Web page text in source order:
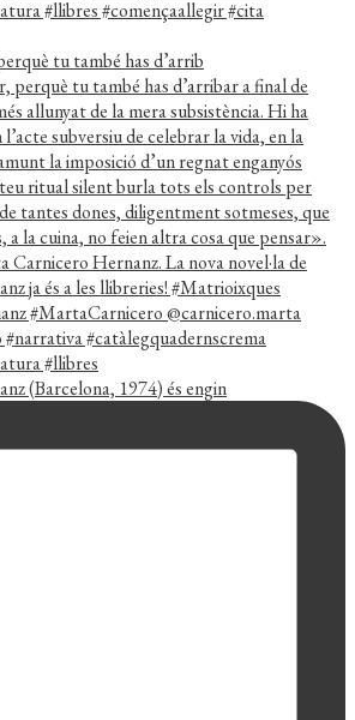
tu també has d’arrib
(Barcelona, 1974) és engin